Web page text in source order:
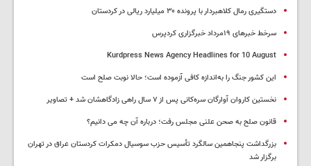
دستگیری رمال کلاهبردار با پرونده ۳۰ میلیارد ریالی در کردستان
سرخط خبرهای ۱۹مرداد خبرگزاری کردپرس
Kurdpress News Agency Headlines for 10 August
این کشور جنگ را به‌اندازه کافی آزموده است؛ حالا نوبت صلح است
نخستین کاروان آوارگان سره‌کانی پس از ۷ سال راهی زادگاهشان شد + تصاویر
قانون صلح به صحن علنی مجلس رفت؛ درباره آن چه می دانیم؟
بزرگداشت پنجاهمین سالگرد تأسیس حزب سوسیال دمکرات کردستان عراق در تهران
برگزار شد